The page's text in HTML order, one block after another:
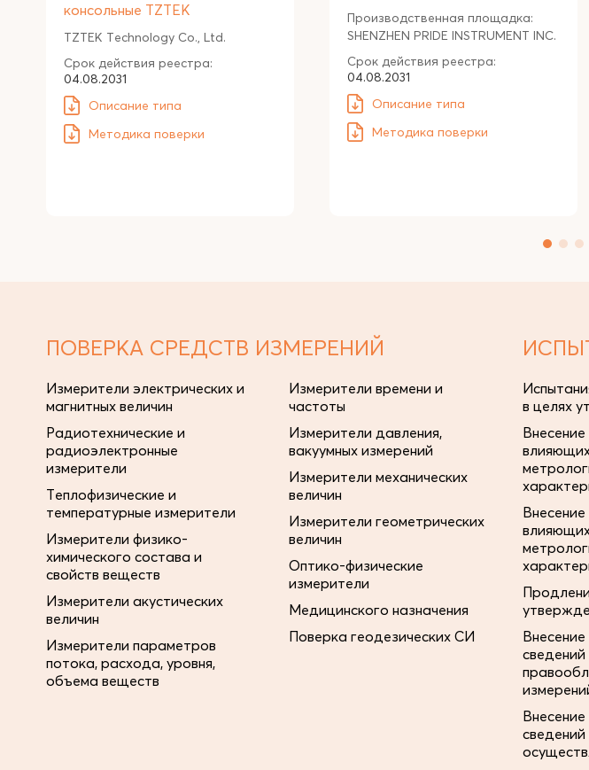
консольные TZTEK
TZTEK Technology Co., Ltd.
Срок действия реестра:
04.08.2031
Описание типа
Методика поверки
Производственная площадка:
SHENZHEN PRIDE INSTRUMENT INC.
Срок действия реестра:
04.08.2031
Описание типа
Методика поверки
ПОВЕРКА СРЕДСТВ ИЗМЕРЕНИЙ
Измерители электрических и
магнитных величин
Радиотехнические и
радиоэлектронные
измерители
Теплофизические и
температурные измерители
Измерители физико-
химического состава и
свойств веществ
Измерители акустических
величин
Измерители параметров
потока, расхода, уровня,
объема веществ
Измерители времени и
частоты
Измерители давления,
вакуумных измерений
Измерители механических
величин
Измерители геометрических
величин
Оптико-физические
измерители
Медицинского назначения
Поверка геодезических СИ
в целях
Внесение
Внесение
Внесение